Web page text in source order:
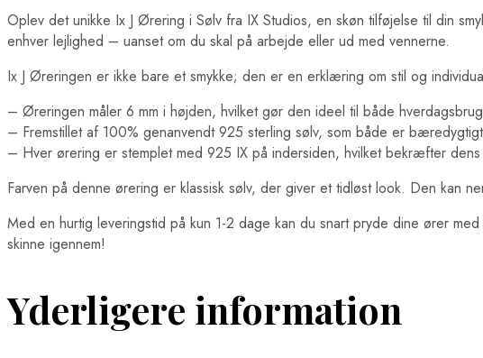
Oplev det unikke Ix J Ørering i Sølv fra IX Studios, en skøn tilføjelse til din
enhver lejlighed – uanset om du skal på arbejde eller ud med vennerne.
Ix J Øreringen er ikke bare et smykke; den er en erklæring om stil og
– Øreringen måler 6 mm i højden, hvilket gør den ideel til både
– Fremstillet af 100% genanvendt 925 sterling sølv, som både er
– Hver ørering er stemplet med 925 IX på indersiden, hvilket bekræfter
Farven på denne ørering er klassisk sølv, der giver et tidløst look. Den kan
Med en hurtig leveringstid på kun 1-2 dage kan du snart pryde dine ører
skinne igennem!
Yderligere information